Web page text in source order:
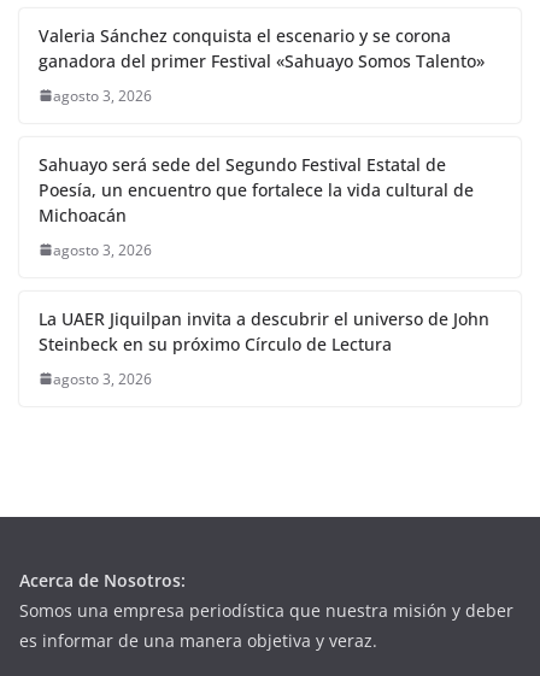
Valeria Sánchez conquista el escenario y se corona
ganadora del primer Festival «Sahuayo Somos Talento»
agosto 3, 2026
Sahuayo será sede del Segundo Festival Estatal de
Poesía, un encuentro que fortalece la vida cultural de
Michoacán
agosto 3, 2026
La UAER Jiquilpan invita a descubrir el universo de John
Steinbeck en su próximo Círculo de Lectura
agosto 3, 2026
Acerca de Nosotros:
Somos una empresa periodística que nuestra misión y deber
es informar de una manera objetiva y veraz.